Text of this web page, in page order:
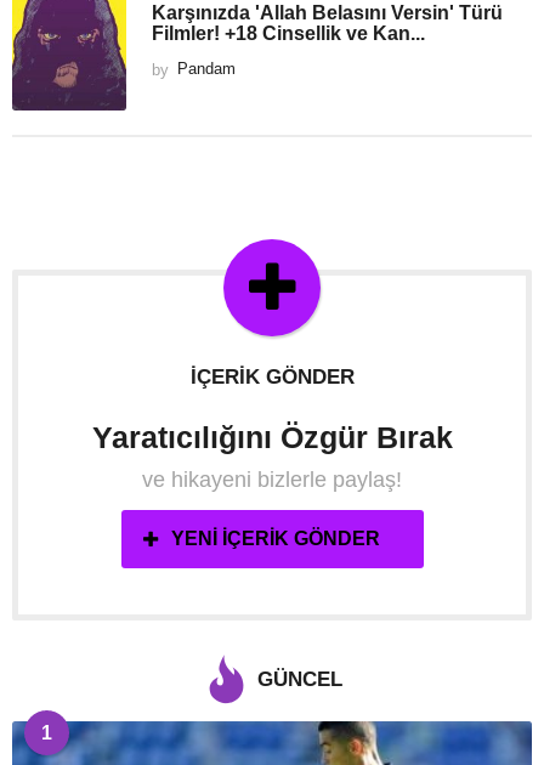
Karşınızda 'Allah Belasını Versin' Türü
Filmler! +18 Cinsellik ve Kan...
by Pandam
İÇERIK GÖNDER
Yaratıcılığını Özgür Bırak
ve hikayeni bizlerle paylaş!
YENI İÇERIK GÖNDER
GÜNCEL
1